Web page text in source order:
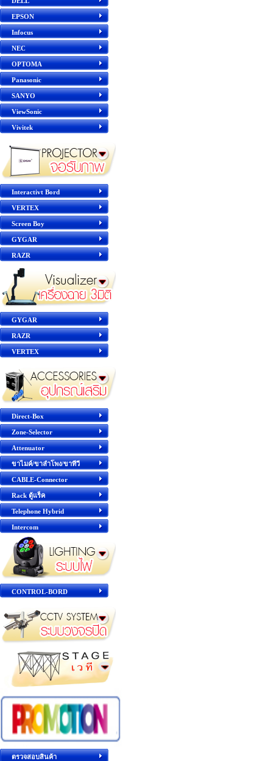
EPSON
Infocus
NEC
OPTOMA
Panasonic
SANYO
ViewSonic
Vivitek
Interactivt Bord
VERTEX
Screen Boy
GYGAR
RAZR
GYGAR
RAZR
VERTEX
Direct-Box
Zone-Selector
Attenuator
ขาไมค์/ขาลำโพง/ขาทีวี
CABLE-Connector
Rack ตู้แร็ค
Telephone Hybrid
Intercom
CONTROL-BORD
ตรวจสอบสินค้า